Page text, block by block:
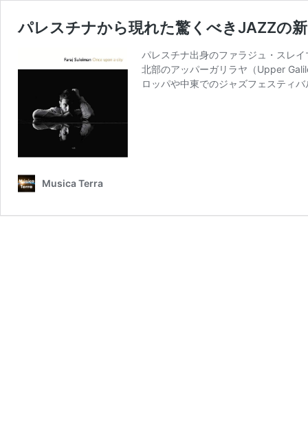
パレスチナから現れた驚くべきJAZZの
パレスチナ出身のファラジュ・スレ
北部のアッパーガリラヤ（Upper
ロッパや中東でのジャズフェスティ
Musica Terra